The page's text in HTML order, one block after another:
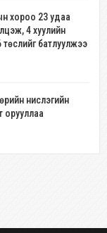
хороо 23 удаа
4 хуулийн
батлуулжээ
нислэгийн
орууллаа